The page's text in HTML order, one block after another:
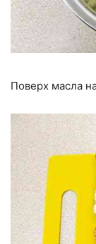
Поверх масла